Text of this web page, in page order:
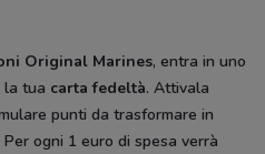
Original Marines, entra in uno
la tua carta fedeltà. Attivala
punti da trasformare in
Per ogni 1 euro di spesa verrà